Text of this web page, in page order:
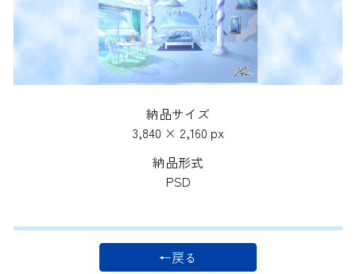
納品サイズ
3,840 × 2,160 px
納品形式
PSD
←戻る